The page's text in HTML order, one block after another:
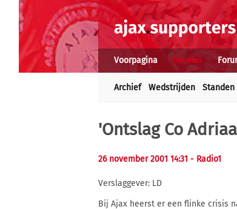
Voorpagina Nieuws
Archief Wedstrijden Standen
'Ontslag Co
26 november 2001 14:31 - Radio1
Verslaggever: LD
Bij Ajax heerst er een flinke crisis